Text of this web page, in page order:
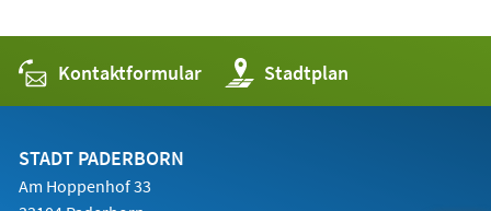
Kontaktformular Stadtplan
(Öffnet
in
einem
STADT PADERBORN
Am Hoppenhof 33